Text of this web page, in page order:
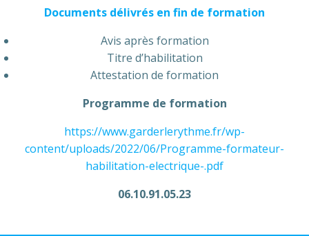
Documents délivrés en fin de formation
Avis après formation
Titre d’habilitation
Attestation de formation
Programme de formation
https://www.garderlerythme.fr/wp-
content/uploads/2022/06/Programme-formateur-
habilitation-electrique-.pdf
06.10.91.05.23